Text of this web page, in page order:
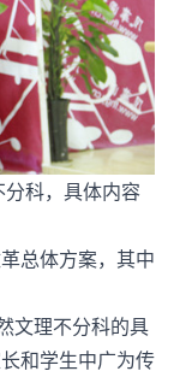
科，具体内容
总体方案，其中
理不分科的具
和学生中广为传